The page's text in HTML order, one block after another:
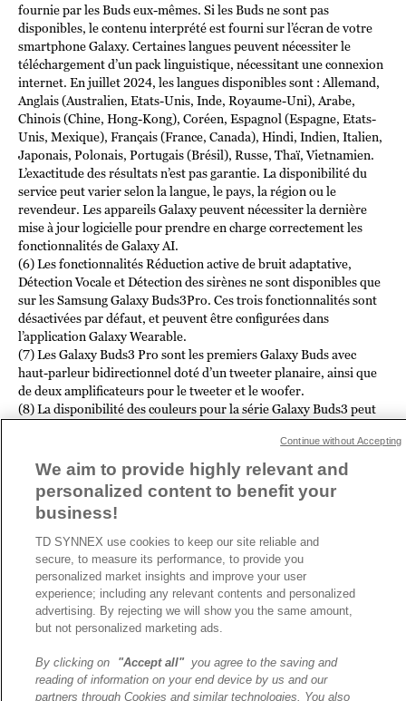
fournie par les Buds eux-mêmes. Si les Buds ne sont pas
disponibles, le contenu interprété est fourni sur l’écran de votre
smartphone Galaxy. Certaines langues peuvent nécessiter le
téléchargement d’un pack linguistique, nécessitant une connexion
internet. En juillet 2024, les langues disponibles sont : Allemand,
Anglais (Australien, Etats-Unis, Inde, Royaume-Uni), Arabe,
Chinois (Chine, Hong-Kong), Coréen, Espagnol (Espagne, Etats-
Unis, Mexique), Français (France, Canada), Hindi, Indien, Italien,
Japonais, Polonais, Portugais (Brésil), Russe, Thaï, Vietnamien.
L’exactitude des résultats n’est pas garantie. La disponibilité du
service peut varier selon la langue, le pays, la région ou le
revendeur. Les appareils Galaxy peuvent nécessiter la dernière
mise à jour logicielle pour prendre en charge correctement les
fonctionnalités de Galaxy AI.
(6) Les fonctionnalités Réduction active de bruit adaptative,
Détection Vocale et Détection des sirènes ne sont disponibles que
sur les Samsung Galaxy Buds3Pro. Ces trois fonctionnalités sont
désactivées par défaut, et peuvent être configurées dans
l’application Galaxy Wearable.
(7) Les Galaxy Buds3 Pro sont les premiers Galaxy Buds avec
haut-parleur bidirectionnel doté d’un tweeter planaire, ainsi que
de deux amplificateurs pour le tweeter et le woofer.
(8) La disponibilité des couleurs pour la série Galaxy Buds3 peut
ARTICLE PRÉCÉDENT ARTICLE SUIVANT
A propos de TD SYNNEX
Historique
Travailler chez TD SYNNEX
Contact
Cookies Settings
We aim to provide highly relevant and
personalized content to benefit your
business!
TD SYNNEX use cookies to keep our site reliable and
secure, to measure its performance, to provide you
personalized market insights and improve your user
experience; including any relevant contents and personalized
advertising. By rejecting we will show you the same amount,
but not personalized marketing ads.
By clicking on "Accept all"you agree to the saving and
reading of information on your end device by us and our
partners through Cookies and similar technologies. You also
Continue without Accepting